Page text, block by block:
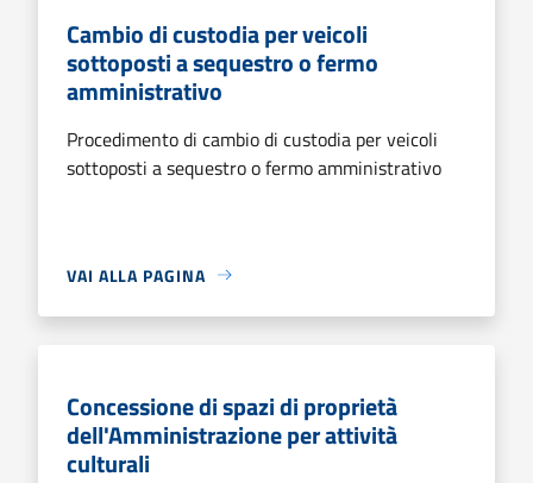
Cambio di custodia per veicoli
sottoposti a sequestro o fermo
amministrativo
Procedimento di cambio di custodia per veicoli
sottoposti a sequestro o fermo amministrativo
VAI ALLA PAGINA
Concessione di spazi di proprietà
dell'Amministrazione per attività
culturali